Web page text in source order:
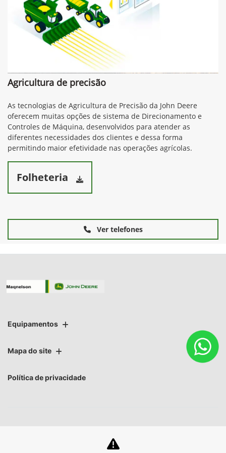
Preferência de contato:
Whatsapp Telefone Email
Li e aceito a Política de Termos de Uso e de Privacidade.
Versões Receptor StarFire™ 7000
StarFire™ 7000